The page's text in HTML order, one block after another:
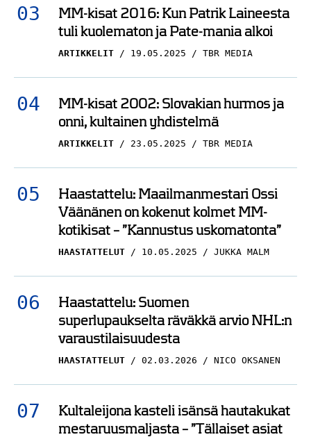
MM-kisat 2016: Kun Patrik Laineesta
tuli kuolematon ja Pate-mania alkoi
ARTIKKELIT 19.05.2025 TBR MEDIA
MM-kisat 2002: Slovakian hurmos ja
onni, kultainen yhdistelmä
ARTIKKELIT 23.05.2025 TBR MEDIA
Haastattelu: Maailmanmestari Ossi
Väänänen on kokenut kolmet MM-
kotikisat – ”Kannustus uskomatonta”
HAASTATTELUT 10.05.2025 JUKKA MALM
Haastattelu: Suomen
superlupaukselta räväkkä arvio NHL:n
varaustilaisuudesta
HAASTATTELUT 02.03.2026 NICO OKSANEN
Kultaleijona kasteli isänsä hautakukat
mestaruusmaljasta – ”Tällaiset asiat